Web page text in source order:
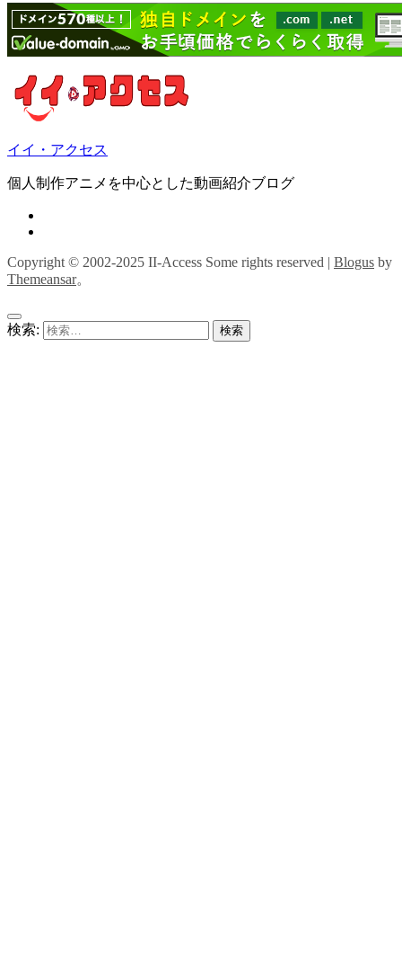
イイ・アクセス
個人制作アニメを中心とした動画紹介ブログ
Copyright © 2002-2025 II-Access Some rights reserved | Blogus by
Themeansar。
検索: